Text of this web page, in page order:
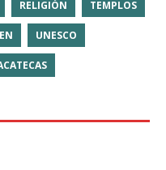
RELIGIÓN TEMPLOS
UNESCO